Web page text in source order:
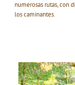
numerosas rutas, con
los caminantes.